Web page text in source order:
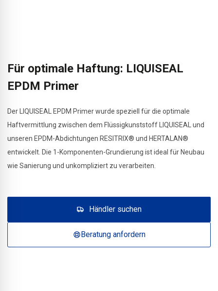
Für optimale Haftung: LIQUISEAL
EPDM Primer
Der LIQUISEAL EPDM Primer wurde speziell für die optimale
Haftvermittlung zwischen dem Flüssigkunststoff LIQUISEAL und
unseren EPDM-Abdichtungen RESITRIX® und HERTALAN®
entwickelt. Die 1-Komponenten-Grundierung ist ideal für Neubau
wie Sanierung und unkompliziert zu verarbeiten.
Händler suchen
Beratung anfordern